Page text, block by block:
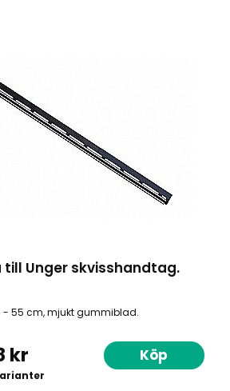
till Unger skvisshandtag.
- 55 cm, mjukt gummiblad.
kr Köp